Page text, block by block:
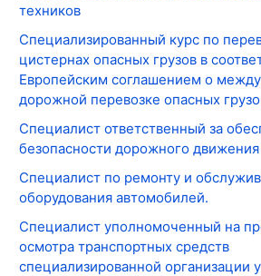
техников
Специализированный курс по
цистернах опасных грузов в
Европейским соглашением о
дорожной перевозке опасных
Специалист ответственный за
безопасности дорожного движения
Специалист по ремонту и
оборудования автомобилей.
Специалист уполномоченный на
осмотра транспортных средств
специализированной организации